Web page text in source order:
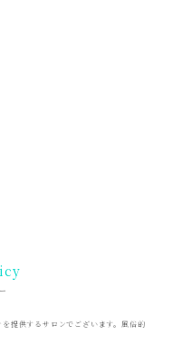
提供するサロンでございます。風俗的